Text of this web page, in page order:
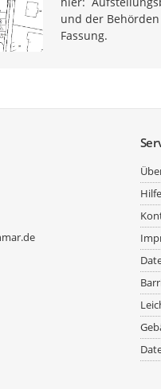
und der Behörden
Fassung.
Hilfe